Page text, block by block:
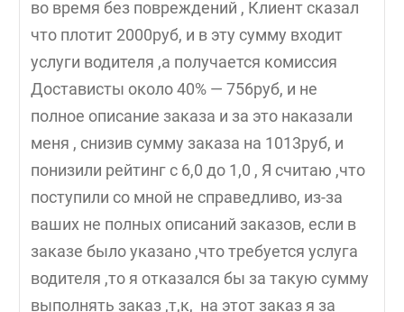
во время без повреждений , Клиент сказал
что плотит 2000руб, и в эту сумму входит
услуги водителя ,а получается комиссия
Достависты около 40% — 756руб, и не
полное описание заказа и за это наказали
меня , снизив сумму заказа на 1013руб, и
понизили рейтинг с 6,0 до 1,0 , Я считаю ,что
поступили со мной не справедливо, из-за
ваших не полных описаний заказов, если в
заказе было указано ,что требуется услуга
водителя ,то я отказался бы за такую сумму
выполнять заказ ,т,к, на этот заказ я за